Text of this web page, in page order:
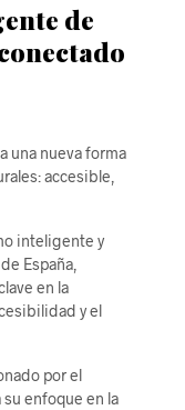
de
una nueva forma
accesible,
inteligente y
España,
en la
y el
por el
enfoque en la